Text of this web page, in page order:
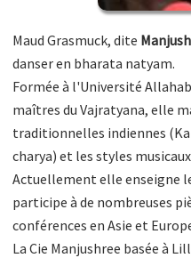
Maud Grasmuck, dite
danser en bharata natyam.
Formée à l'Université
maîtres du Vajratyana, elle
traditionnelles indiennes
charya) et les styles
Actuellement elle enseigne
participe à de nombreuses
conférences en Asie et
La Cie Manjushree basée à